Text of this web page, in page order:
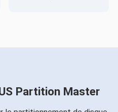
Partition Master